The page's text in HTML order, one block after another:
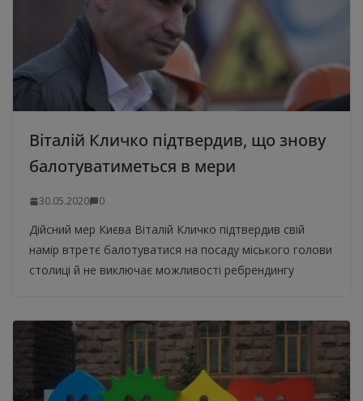
Віталій Кличко підтвердив, що знову
балотуватиметься в мери
30.05.2020 0
Дійсний мер Києва Віталій Кличко підтвердив свій
намір втретє балотуватися на посаду міського голови
столиці й не виключає можливості ребрендингу